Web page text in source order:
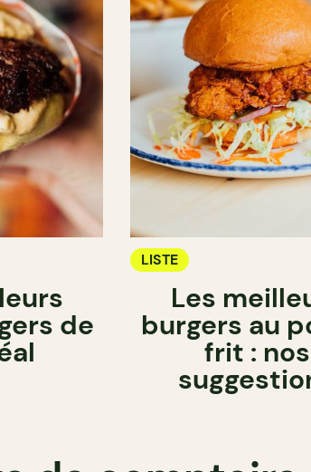
de
LISTE
Les
burgers au
frit : nos